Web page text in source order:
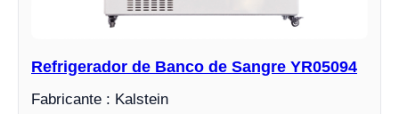
Refrigerador de Banco de Sangre YR05094
Fabricante : Kalstein